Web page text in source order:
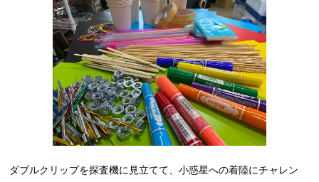
ダブルクリップを探査機に見立てて、小惑星への着陸にチャレン